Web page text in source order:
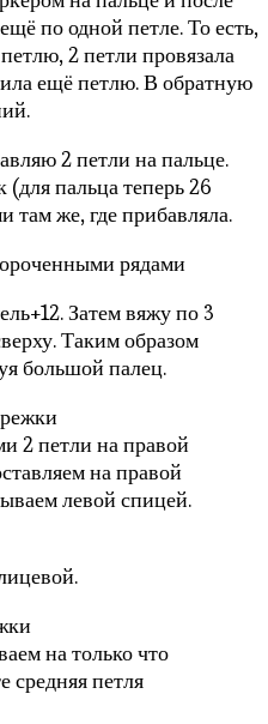
по одной петле. То есть,
2 петли провязала
ещё петлю. В обратную
2 петли на пальце.
(для пальца теперь 26
там же, где прибавляла.
Затем вяжу по 3
Таким образом
большой палец.
2 петли на правой
на правой
левой спицей.
на только что
средняя петля